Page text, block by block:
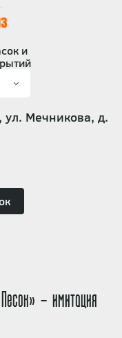
и
ул. Мечникова, д.
- имитация